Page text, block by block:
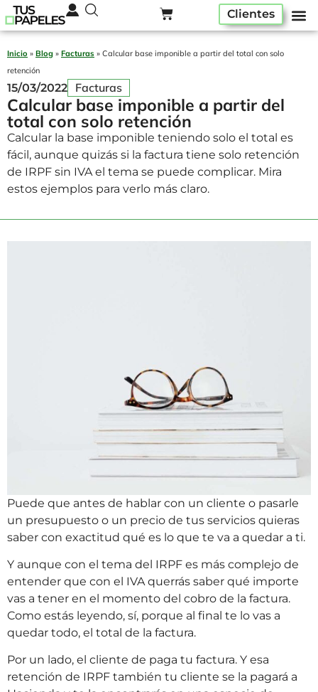
Clientes
Inicio » Blog » Facturas » Calcular base imponible a partir del total con solo
retención
15/03/2022 Facturas
Calcular base imponible a partir del
total con solo retención
Calcular la base imponible teniendo solo el total es
fácil, aunque quizás si la factura tiene solo retención
de IRPF sin IVA el tema se puede complicar. Mira
estos ejemplos para verlo más claro.
Puede que antes de hablar con un cliente o pasarle
un presupuesto o un precio de tus servicios quieras
saber con exactitud qué es lo que te va a quedar a ti.
Y aunque con el tema del IRPF es más complejo de
entender que con el IVA querrás saber qué importe
vas a tener en el momento del cobro de la factura.
Como estás leyendo, sí, porque al final te lo vas a
quedar todo, el total de la factura.
Por un lado, el cliente de paga tu factura. Y esa
retención de IRPF también tu cliente se la pagará a